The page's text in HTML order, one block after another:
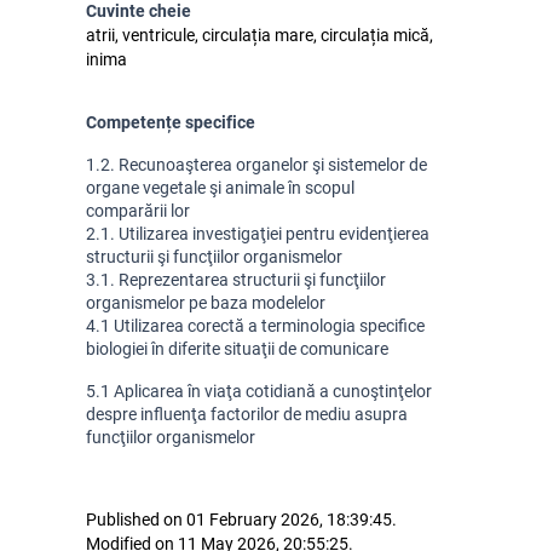
Cuvinte cheie
atrii, ventricule, circulația mare, circulația mică,
inima
Competențe specifice
1.2. Recunoaşterea organelor şi sistemelor de
organe vegetale şi animale în scopul
comparării lor
2.1. Utilizarea investigaţiei pentru evidenţierea
structurii şi funcţiilor organismelor
3.1. Reprezentarea structurii şi funcţiilor
organismelor pe baza modelelor
4.1 Utilizarea corectă a terminologia specifice
biologiei în diferite situaţii de comunicare
5.1 Aplicarea în viaţa cotidiană a cunoştinţelor
despre influenţa factorilor de mediu asupra
funcţiilor organismelor
Published on 01 February 2026, 18:39:45.
Modified on 11 May 2026, 20:55:25.